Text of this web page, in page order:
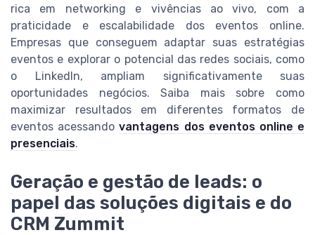
rica em networking e vivências ao vivo, com a
praticidade e escalabilidade dos eventos online.
Empresas que conseguem adaptar suas estratégias
eventos e explorar o potencial das redes sociais, como
o LinkedIn, ampliam significativamente suas
oportunidades negócios. Saiba mais sobre como
maximizar resultados em diferentes formatos de
eventos acessandovantagens dos eventos online e
presenciais.
Geração e gestão de leads: o
papel das soluções digitais e do
CRM Zummit